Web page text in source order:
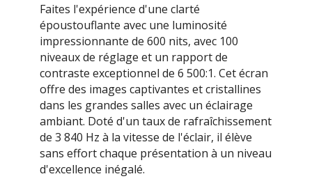
Faites l'expérience d'une clarté
époustouflante avec une luminosité
impressionnante de 600 nits, avec 100
niveaux de réglage et un rapport de
contraste exceptionnel de 6 500:1. Cet écran
offre des images captivantes et cristallines
dans les grandes salles avec un éclairage
ambiant. Doté d'un taux de rafraîchissement
de 3 840 Hz à la vitesse de l'éclair, il élève
sans effort chaque présentation à un niveau
d'excellence inégalé.​